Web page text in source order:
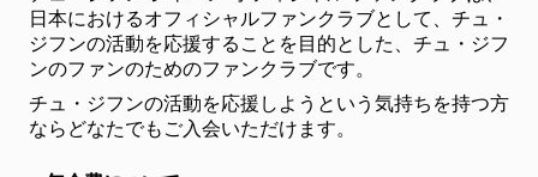
日本におけるオフィシャルファンクラブとして、チュ・
ジフンの活動を応援することを目的とした、チュ・ジフ
ンのファンのためのファンクラブです。
チュ・ジフンの活動を応援しようという気持ちを持つ方
ならどなたでもご入会いただけます。